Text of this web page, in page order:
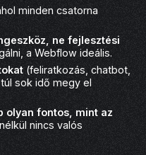
minden csatorna
ne fejlesztési
a Webflow ideális.
(feliratkozás, chatbot,
sok idő megy el
olyan fontos, mint az
nincs valós